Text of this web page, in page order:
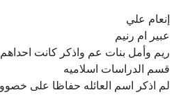
إنعام علي
عبير ام رنيم
ريم وأمل بنات عم واذكر كانت
قسم الدراسات اسلاميه
لم اذكر اسم العائله حفاظا على